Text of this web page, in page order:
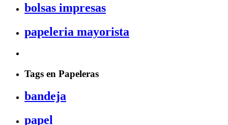
bolsas impresas
papeleria mayorista
Tags en Papeleras
bandeja
papel